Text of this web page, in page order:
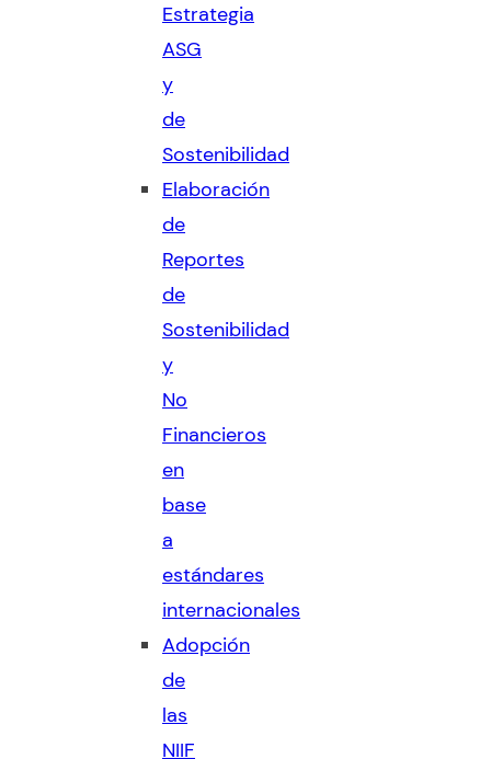
Estrategia
ASG
y
de
Sostenibilidad
Elaboración
de
Reportes
de
Sostenibilidad
y
No
Financieros
en
base
a
estándares
internacionales
Adopción
de
las
NIIF